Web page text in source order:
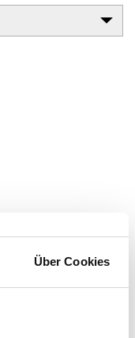
Über Cookies